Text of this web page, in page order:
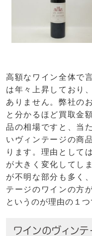
高額なワイン全体で
は年々上昇しており
ありません。弊社の
と分かるほど買取金
品の相場ですと、当
いヴィンテージの商
ります。理由として
が大きく変化してし
が不明な部分も多く
テージのワインの方
というのが理由の１つ
ワインのヴィン